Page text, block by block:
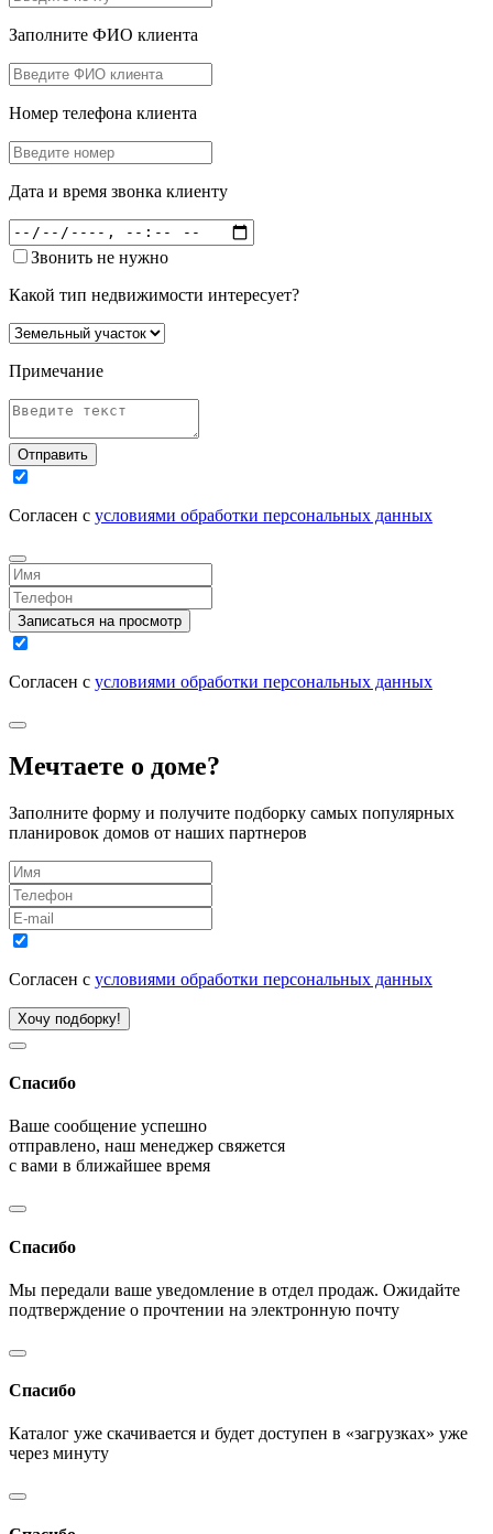
Заполните ФИО клиента
Номер телефона клиента
Дата и время звонка клиенту
Звонить не нужно
Какой тип недвижимости интересует?
Примечание
Отправить
Согласен с условиями обработки персональных данных
Записаться на просмотр
Согласен с условиями обработки персональных данных
Мечтаете о доме?
Заполните форму и получите подборку самых популярных
планировок домов от наших партнеров
Согласен с условиями обработки персональных данных
Хочу подборку!
Спасибо
Ваше сообщение успешно
отправлено, наш менеджер свяжется
с вами в ближайшее время
Спасибо
Мы передали ваше уведомление в отдел продаж. Ожидайте
подтверждение о прочтении на электронную почту
Спасибо
Каталог уже скачивается и будет доступен в «загрузках» уже
через минуту